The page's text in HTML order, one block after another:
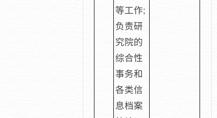
等工作;
负责研
究院的
综合性
事务和
各类信
息档案